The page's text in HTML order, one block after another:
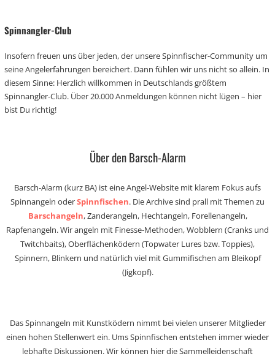
Spinnangler-Club
Insofern freuen uns über jeden, der unsere Spinnfischer-Community um
seine Angelerfahrungen bereichert. Dann fühlen wir uns nicht so allein. In
diesem Sinne: Herzlich willkommen in Deutschlands größtem
Spinnangler-Club. Über 20.000 Anmeldungen können nicht lügen – hier
bist Du richtig!
Über den Barsch-Alarm
Barsch-Alarm (kurz BA) ist eine Angel-Website mit klarem Fokus aufs
Spinnangeln oderSpinnfischen. Die Archive sind prall mit Themen zu
Barschangeln, Zanderangeln, Hechtangeln, Forellenangeln,
Rapfenangeln. Wir angeln mit Finesse-Methoden, Wobblern (Cranks und
Twitchbaits), Oberflächenködern (Topwater Lures bzw. Toppies),
Spinnern, Blinkern und natürlich viel mit Gummifischen am Bleikopf
(Jigkopf).
Das Spinnangeln mit Kunstködern nimmt bei vielen unserer Mitglieder
einen hohen Stellenwert ein. Ums Spinnfischen entstehen immer wieder
lebhafte Diskussionen. Wir können hier die Sammelleidenschaft